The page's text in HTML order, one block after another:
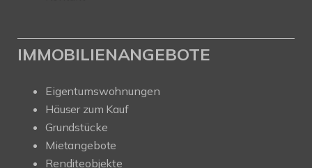
IMMOBILIENANGEBOTE
Eigentumswohnungen
Häuser zum Kauf
Grundstücke
Mietangebote
Renditeobjekte